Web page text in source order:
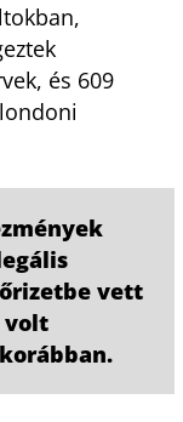
és 609
vett
volt